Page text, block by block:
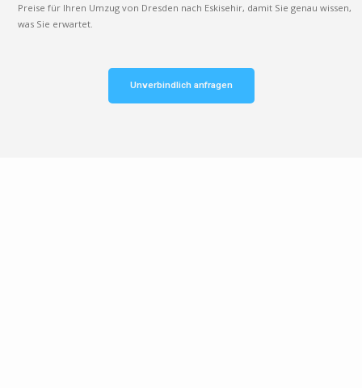
Preise für Ihren Umzug von Dresden nach Eskisehir, damit Sie genau wissen,
was Sie erwartet.
Unverbindlich anfragen